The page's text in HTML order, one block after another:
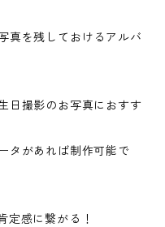
真を残しておけるアルバ
日撮影のお写真におすす
タがあれば制作可能で
定感に繋がる！